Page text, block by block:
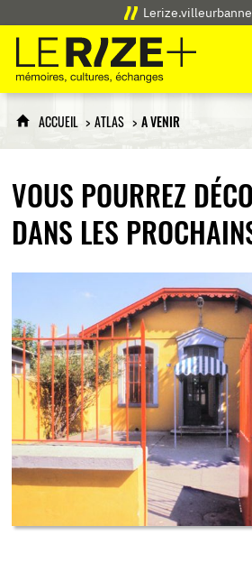
Le Rize+
mémoires, cultures,
ACCUEIL ATLAS A VENIR
VOUS POURREZ
DANS LES